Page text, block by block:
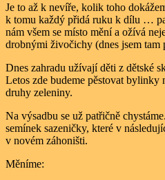
Je to až k nevíře, kolik toho
k tomu každý přidá ruku k dílu …
nám všem se místo mění a ožívá
drobnými živočichy (dnes jsem tam
Dnes zahradu užívají děti z dětské
Letos zde budeme pěstovat bylinky
druhy zeleniny.
Na výsadbu se už patřičně
semínek sazeničky, které v
v novém záhoništi.
Měníme: